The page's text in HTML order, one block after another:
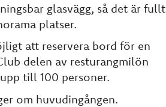
glasvägg, så det är fullt
platser.
att reservera bord för en
delen av resturangmilön
till 100 personer.
om huvudingången.